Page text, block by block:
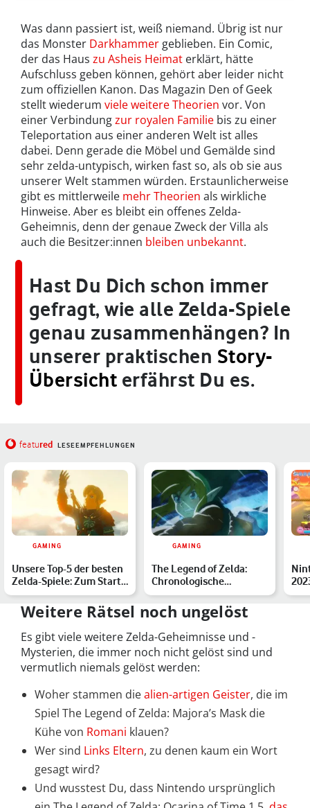
Was dann passiert ist, weiß niemand. Übrig ist nur
das Monster Darkhammer geblieben. Ein Comic,
der das Haus zu Asheis Heimat erklärt, hätte
Aufschluss geben können, gehört aber leider nicht
zum offiziellen Kanon. Das Magazin Den of Geek
stellt wiederum viele weitere Theorien vor. Von
einer Verbindungzur royalen Familie bis zu einer
Teleportation aus einer anderen Welt ist alles
dabei. Denn gerade die Möbel und Gemälde sind
sehr zelda-untypisch, wirken fast so, als ob sie aus
unserer Welt stammen würden. Erstaunlicherweise
gibt es mittlerweile mehr Theorien als wirkliche
Hinweise. Aber es bleibt ein offenes Zelda-
Geheimnis, denn der genaue Zweck der Villa als
auch die Besitzer:innen bleiben unbekannt.
Hast Du Dich schon immer
gefragt, wie alle Zelda-Spiele
genau zusammenhängen? In
unserer praktischen Story-
Übersicht erfährst Du es.
featured LESEEMPFEHLUNGEN
GAMING
Unsere Top-5 der besten
Zelda-Spiele: Zum Start
von Tears of the …
GAMING
The Legend of Zelda:
Chronologische
Reihenfolge aller Spiele
Weitere Rätsel noch ungelöst
Es gibt viele weitere Zelda-Geheimnisse und -
Mysterien, die immer noch nicht gelöst sind und
vermutlich niemals gelöst werden:
Woher stammen diealien-artigen Geister, die im
Spiel The Legend of Zelda: Majora’s Mask die
Kühe von Romani klauen?
Wer sind Links Eltern, zu denen kaum ein Wort
gesagt wird?
Und wusstest Du, dass Nintendo ursprünglich